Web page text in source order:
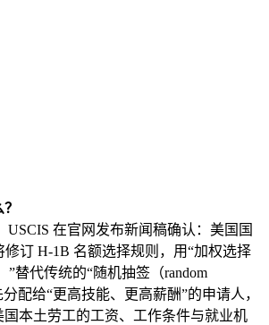
USCIS 在官网发布新闻稿确认：美国国
修订 H-1B 名额选择规则，用“加权选择
”替代传统的“随机抽签（random
配给“更高技能、更高薪酬”的申请人，
国本土劳工的工资、工作条件与就业机